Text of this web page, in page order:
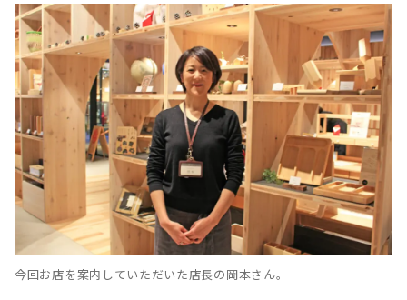
今回お店を案内していただいた店長の岡本さん。